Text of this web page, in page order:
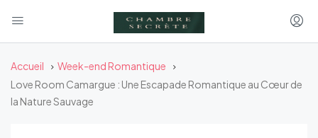
Accueil
Week-end Romantique
Love Room Camargue : Une Escapade Romantique au Cœur de
la Nature Sauvage